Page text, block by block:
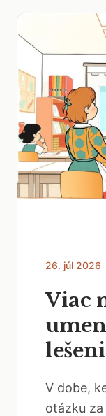
26. júl 2026
Viac
V dobe,
otázku